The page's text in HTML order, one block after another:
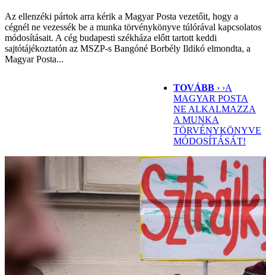
Az ellenzéki pártok arra kérik a Magyar Posta vezetőit, hogy a
cégnél ne vezessék be a munka törvénykönyve túlórával kapcsolatos
módosításait. A cég budapesti székháza előtt tartott keddi
sajtótájékoztatón az MSZP-s Bangóné Borbély Ildikó elmondta, a
Magyar Posta...
TOVÁBB › ›A
MAGYAR POSTA
NE ALKALMAZZA
A MUNKA
TÖRVÉNYKÖNYVE
MÓDOSÍTÁSÁT!